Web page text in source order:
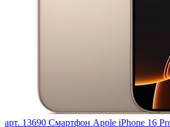
арт. 13690 Смартфон Apple iPhone 16